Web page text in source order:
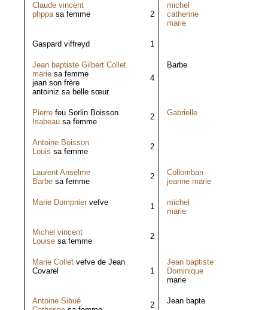
Claude vincent
phppasa femme 2
michel
catherine
marie
Gaspard viffreyd 1
Jean baptiste Gilbert Collet
marie sa femme
jean son frère
antoiniz sa belle sœur
4
Barbe
Pierre feu Sorlin Boisson
Isabeau sa femme
2 Gabrielle
Antoine Boisson
Louis sa femme
2
Laurent Anselme
Barbe sa femme
2
Collomban
jeanne marie
Marie Dompnier vefve 1
michel
marie
Michel vincent
Louise sa femme
2
Marie Collet vefve de Jean
Covarel
1
Jean baptiste
Dominique
marie
Antoine Sibué
2 Jean bapte